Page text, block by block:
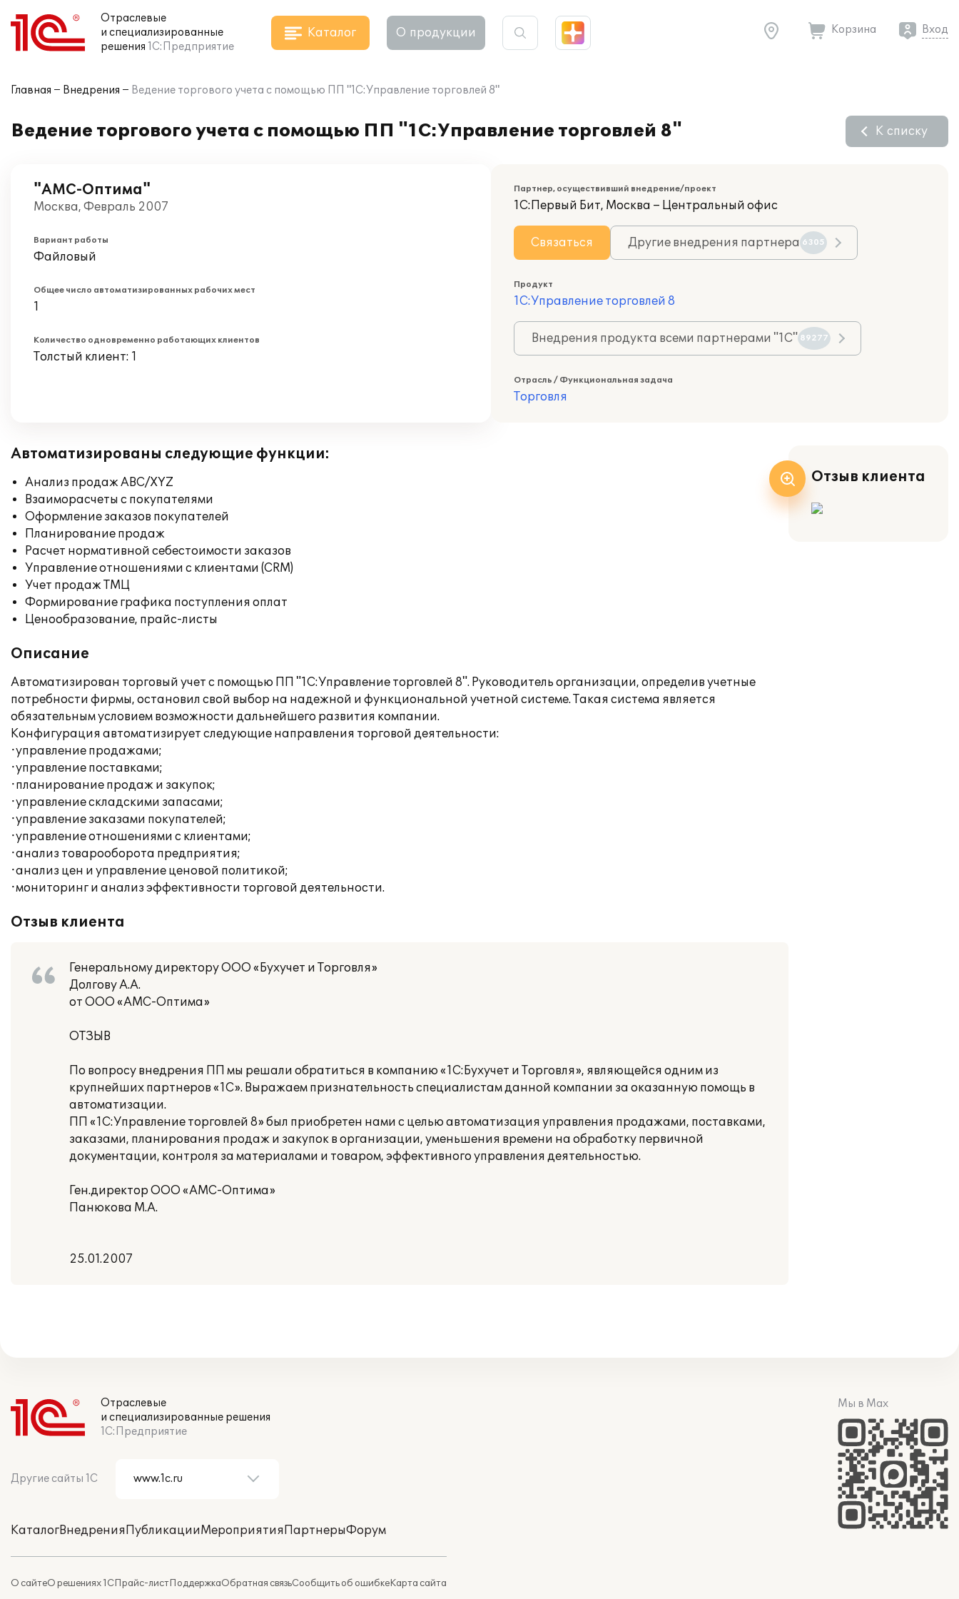
Отраслевые
и специализированные
решения 1С:Предприятие
Каталог О продукции Корзина Вход
Главная Внедрения Ведение торгового учета с помощью ПП "1С:Управление торговлей 8"
Ведение торгового учета с помощью ПП "1С:Управление торговлей 8" К списку
"АМС-Оптима"
Москва, Февраль 2007
Вариант работы
Файловый
Общее число автоматизированных рабочих мест
1
Количество одновременно работающих клиентов
Толстый клиент: 1
Партнер, осуществивший внедрение/проект
1С:Первый Бит, Москва – Центральный офис
Связаться Другие внедрения партнера 6305
Продукт
1С:Управление торговлей 8
Внедрения продукта всеми партнерами "1С" 89277
Отрасль / Функциональная задача
Торговля
Автоматизированы следующие функции:
Анализ продаж ABC/XYZ
Взаиморасчеты с покупателями
Оформление заказов покупателей
Планирование продаж
Расчет нормативной себестоимости заказов
Управление отношениями с клиентами (CRM)
Учет продаж ТМЦ
Формирование графика поступления оплат
Ценообразование, прайс-листы
Описание
Автоматизирован торговый учет с помощью ПП "1С:Управление торговлей 8". Руководитель организации, определив учетные
потребности фирмы, остановил свой выбор на надежной и функциональной учетной системе. Такая система является
обязательным условием возможности дальнейшего развития компании.
Конфигурация автоматизирует следующие направления торговой деятельности:
·управление продажами;
·управление поставками;
·планирование продаж и закупок;
·управление складскими запасами;
·управление заказами покупателей;
·управление отношениями с клиентами;
·анализ товарооборота предприятия;
·анализ цен и управление ценовой политикой;
·мониторинг и анализ эффективности торговой деятельности.
Отзыв клиента
Генеральному директору ООО «Бухучет и Торговля»
Долгову А.А.
от ООО «АМС-Оптима»
ОТЗЫВ
По вопросу внедрения ПП мы решали обратиться в компанию «1С:Бухучет и Торговля», являющейся одним из
крупнейших партнеров «1С». Выражаем признательность специалистам данной компании за оказанную помощь в
автоматизации.
ПП «1С:Управление торговлей 8» был приобретен нами с целью автоматизация управления продажами, поставками,
заказами, планирования продаж и закупок в организации, уменьшения времени на обработку первичной
документации, контроля за материалами и товаром, эффективного управления деятельностью.
Ген.директор ООО «АМС-Оптима»
Панюкова М.А.
25.01.2007
Отзыв клиента
Отраслевые
и специализированные решения
1С:Предприятие
Другие сайты 1С
КаталогВнедренияПубликацииМероприятияПартнерыФорум
О сайтеО решениях 1СПрайс-листПоддержкаОбратная связьСообщить об ошибкеКарта сайта
Мы в Max